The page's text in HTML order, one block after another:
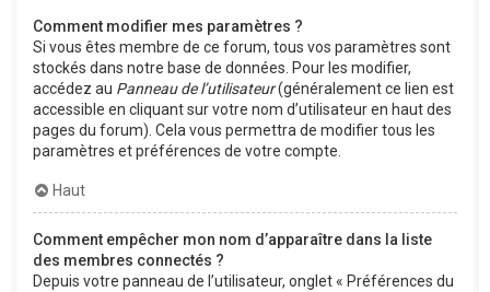
Comment modifier mes paramètres ?
Si vous êtes membre de ce forum, tous vos paramètres sont
stockés dans notre base de données. Pour les modifier,
accédez au Panneau de l’utilisateur(généralement ce lien est
accessible en cliquant sur votre nom d’utilisateur en haut des
pages du forum). Cela vous permettra de modifier tous les
paramètres et préférences de votre compte.
Haut
Comment empêcher mon nom d’apparaître dans la liste
des membres connectés ?
Depuis votre panneau de l’utilisateur, onglet « Préférences du